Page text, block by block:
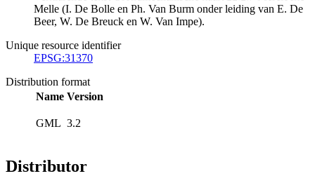
Melle (I. De Bolle en Ph. Van Burm onder leiding van E. De
Beer, W. De Breuck en W. Van Impe).
Unique resource identifier
EPSG:31370
Distribution format
Name Version
GML 3.2
Distributor